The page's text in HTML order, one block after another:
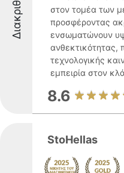
στον τομέα των
προσφέροντας
ενσωματώνουν
ανθεκτικότητας,
τεχνολογικής
εμπειρία στον
8.6
StoHellas